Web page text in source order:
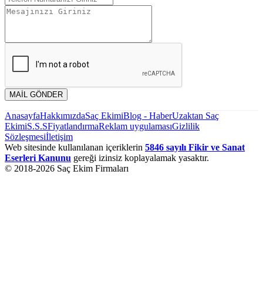
MAİL GÖNDER
AnasayfaHakkımızdaSaç EkimiBlog - HaberUzaktan Saç
EkimiS.S.SFiyatlandırmaReklam uygulamasıGizlilik
Sözleşmesiİletişim
Web sitesinde kullanılanan içeriklerin 5846 sayılı Fikir ve Sanat
Eserleri Kanunu gereği izinsiz koplayalamak yasaktır.
© 2018-2026 Saç Ekim Firmaları